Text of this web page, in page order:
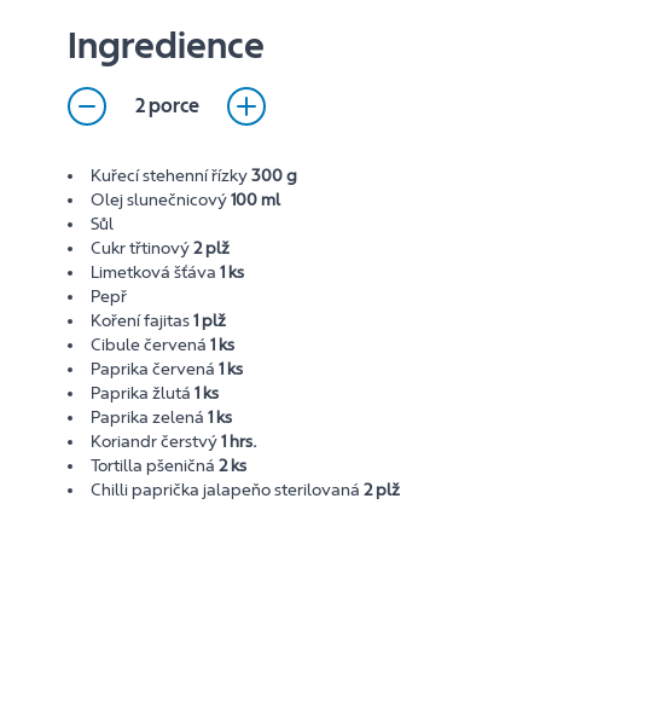
Ingredience
2 porce
Kuřecí stehenní řízky300 g
Olej slunečnicový100 ml
Sůl
Cukr třtinový2 plž
Limetková šťáva1 ks
Pepř
Koření fajitas1 plž
Cibule červená1 ks
Paprika červená1 ks
Paprika žlutá1 ks
Paprika zelená1 ks
Koriandr čerstvý1 hrs.
Tortilla pšeničná2 ks
Chilli paprička jalapeňo sterilovaná2 plž